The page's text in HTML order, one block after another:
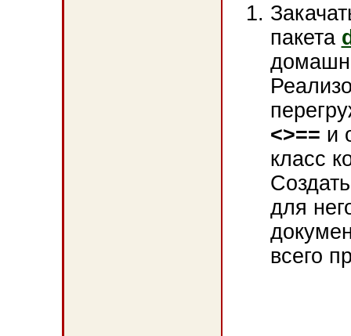
пакета
<>== и
класс
для
всего